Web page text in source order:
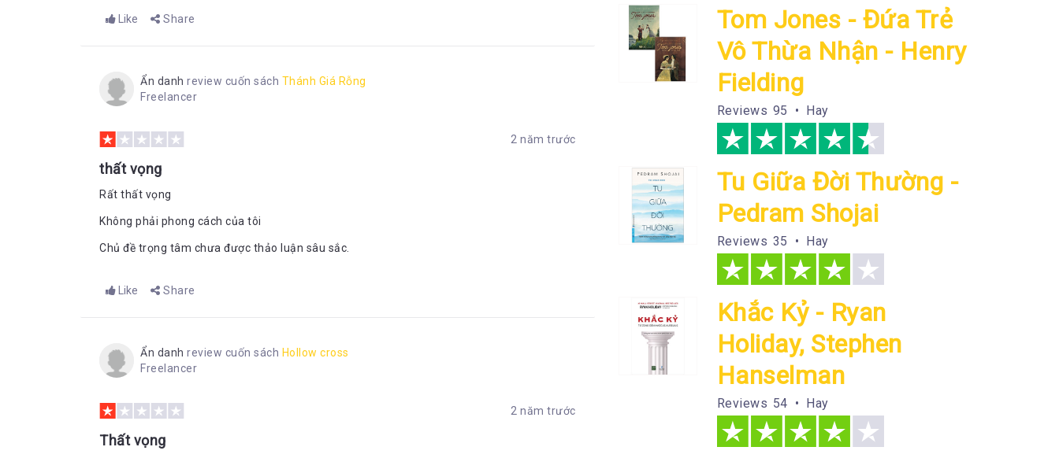
Like Share
Ẩn danh review cuốn sách Thánh Giá Rỗng
Freelancer
2 năm trước
thất vọng
Rất thất vọng
Không phải phong cách của tôi
Chủ đề trọng tâm chưa được thảo luận sâu sắc.
Like Share
Ẩn danh review cuốn sách Hollow cross
Freelancer
2 năm trước
Thất vọng
Tom Jones - Đứa Trẻ
Vô Thừa Nhận - Henry
Fielding
Reviews 95 • Hay
Tu Giữa Đời Thường -
Pedram Shojai
Reviews 35 • Hay
Khắc Kỷ - Ryan
Holiday, Stephen
Hanselman
Reviews 54 • Hay